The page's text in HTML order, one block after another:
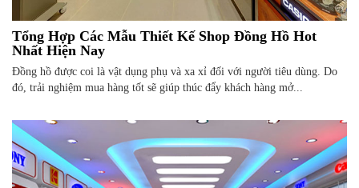
Tổng Hợp Các Mẫu Thiết Kế Shop Đồng Hồ Hot
Nhất Hiện Nay
Đồng hồ được coi là vật dụng phụ và xa xỉ đối với người tiêu dùng. Do
đó, trải nghiệm mua hàng tốt sẽ giúp thúc đẩy khách hàng mở...